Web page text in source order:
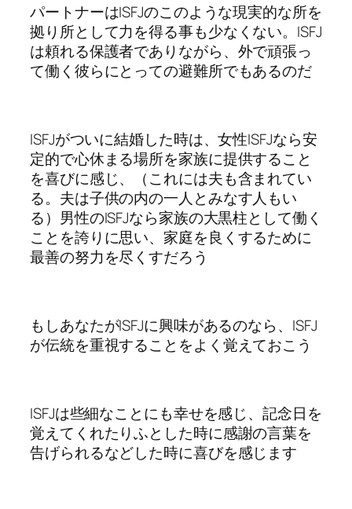
パートナーはISFJのこのような現実的な所を
拠り所として力を得る事も少なくない。ISFJ
は頼れる保護者でありながら、外で頑張っ
て働く彼らにとっての避難所でもあるのだ
ISFJがついに結婚した時は、女性ISFJなら安
定的で心休まる場所を家族に提供すること
を喜びに感じ、（これには夫も含まれてい
る。夫は子供の内の一人とみなす人もい
る）男性のISFJなら家族の大黒柱として働く
ことを誇りに思い、家庭を良くするために
最善の努力を尽くすだろう
もしあなたがISFJに興味があるのなら、ISFJ
が伝統を重視することをよく覚えておこう
ISFJは些細なことにも幸せを感じ、記念日を
覚えてくれたりふとした時に感謝の言葉を
告げられるなどした時に喜びを感じます